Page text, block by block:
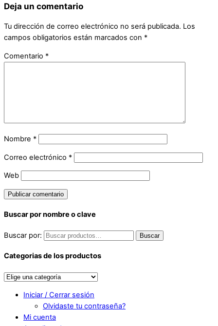
Deja un comentario
Tu dirección de correo electrónico no será publicada. Los
campos obligatorios están marcados con *
Comentario *
Nombre *
Correo electrónico *
Web
Buscar por nombre o clave
Buscar por: Buscar
Categorias de los productos
Iniciar / Cerrar sesión
Olvidaste tu contraseña?
Mi cuenta